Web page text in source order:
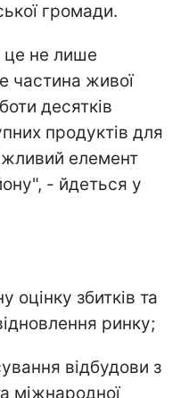
громади.
це не лише
частина живої
десятків
продуктів для
елемент
- йдеться у
оцінку збитків та
ринку;
відбудови з
міжнародної